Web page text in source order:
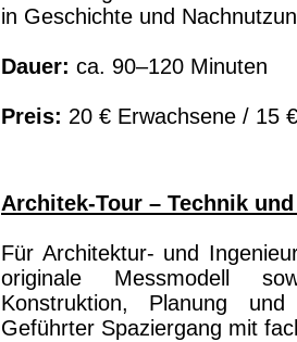
in Geschichte und
Dauer: ca. 90–120 Minuten
Preis: 20 € Erwachsene / 15
Architek-Tour – Technik
Für Architektur- und
originale Messmodell
Konstruktion, Planung
Geführter Spaziergang mit